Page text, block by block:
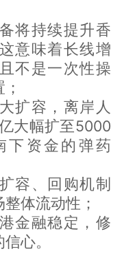
将持续提升香
意味着长线增
不是一次性操
扩容，离岸人
大幅扩至5000
下资金的弹药
容、回购机制
体流动性；
金融稳定，修
心。